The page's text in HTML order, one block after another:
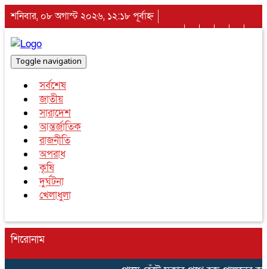
শনিবার, ০৮ অগাস্ট ২০২৬, ১২:১৮ পূর্বাহ্ন
Toggle navigation
সর্বশেষ
জাতীয়
সারাদেশ
আন্তর্জাতিক
রাজনীতি
অপরাধ
কৃষি
দুর্ঘটনা
খেলাধুলা
শিরোনাম